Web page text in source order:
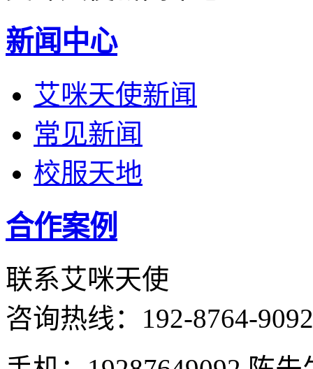
新闻中心
艾咪天使新闻
常见新闻
校服天地
合作案例
联系艾咪天使
咨询热线： 192-8764-9092